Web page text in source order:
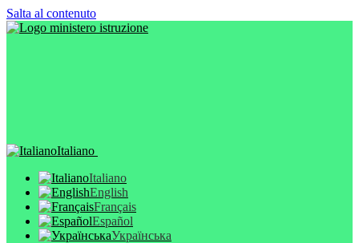
Salta al contenuto
Italiano
Italiano
English
Français
Español
Українська